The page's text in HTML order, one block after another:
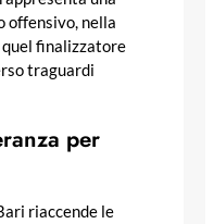
offensivo, nella
finalizzatore
traguardi
per
riaccende le